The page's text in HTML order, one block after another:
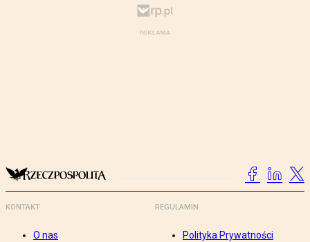
KONTAKT
O nas
REGULAMIN
Polityka Prywatności